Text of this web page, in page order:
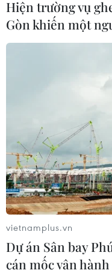
Áp thấp nhiệt đới đã
một vùng áp thấp
Thứ trưởng Phan
động viên lực lượng
liệt sĩ tại Công viên
08/08/2026 14:12
Quy định chức
quyền hạn và cơ cấu
tế
08/08/2026 14:03
Hiện trường vụ
Gòn khiến một
vietnamplus.vn
Dự án Sân bay
cán mốc vận